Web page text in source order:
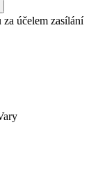
účelem zasílání